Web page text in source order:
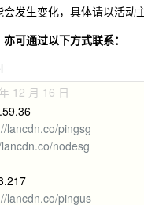
发生变化，具体请以活动
可通过以下方式联系：
12 月 16 日
lancdn.co/pingsg
nodesg
lancdn.co/pingus